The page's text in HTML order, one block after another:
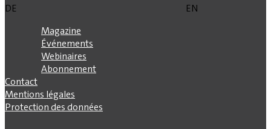
DE
EN
Magazine
Événements
Webinaires
Abonnement
Contact
Mentions légales
Protection des données